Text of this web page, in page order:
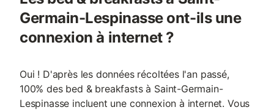
Germain-Lespinasse ont-ils une
connexion à internet ?
Oui ! D'après les données récoltées l'an passé,
100% des bed & breakfasts à Saint-Germain-
Lespinasse incluent une connexion à internet. Vous